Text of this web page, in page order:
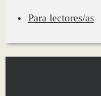
Para lectores/as